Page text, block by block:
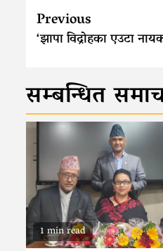
Continue
Reading
Previous
‘झापा विद्रोहका एउटा
सम्बन्धित
1 min read